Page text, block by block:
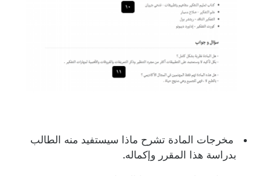
مخرجات المادة تشرح ماذا سيستفيد منه الطالب
بدراسة هذا المقرر وإكماله.